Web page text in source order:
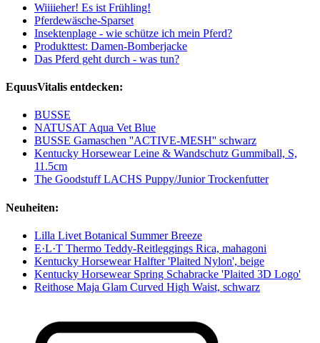
Wiiiieher! Es ist Frühling!
Pferdewäsche-Sparset
Insektenplage - wie schütze ich mein Pferd?
Produkttest: Damen-Bomberjacke
Das Pferd geht durch - was tun?
EquusVitalis entdecken:
BUSSE
NATUSAT Aqua Vet Blue
BUSSE Gamaschen ''ACTIVE-MESH'' schwarz
Kentucky Horsewear Leine & Wandschutz Gummiball, S,
11.5cm
The Goodstuff LACHS Puppy/Junior Trockenfutter
Neuheiten:
Lilla Livet Botanical Summer Breeze
E·L·T Thermo Teddy-Reitleggings Rica, mahagoni
Kentucky Horsewear Halfter 'Plaited Nylon', beige
Kentucky Horsewear Spring Schabracke 'Plaited 3D Logo'
Reithose Maja Glam Curved High Waist, schwarz